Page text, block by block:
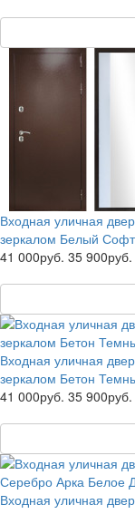
Входная уличная
зеркалом Белый Софт
41 000руб. 35 900руб.
Входная уличная
зеркалом Бетон
41 000руб. 35 900руб.
Входная уличная